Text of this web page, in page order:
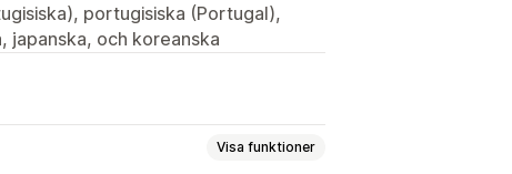
portugisiska (Portugal),
japanska, och koreanska
Visa funktioner